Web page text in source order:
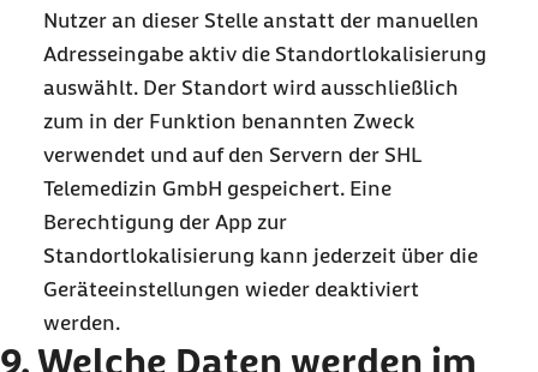
Nutzer an dieser Stelle anstatt der manuellen
Adresseingabe aktiv die Standortlokalisierung
auswählt. Der Standort wird ausschließlich
zum in der Funktion benannten Zweck
verwendet und auf den Servern der SHL
Telemedizin GmbH gespeichert. Eine
Berechtigung der App zur
Standortlokalisierung kann jederzeit über die
Geräteeinstellungen wieder deaktiviert
werden.
9. Welche Daten werden im